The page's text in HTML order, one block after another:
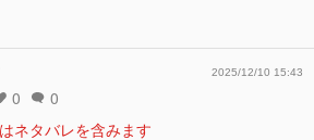
0 0
2025/12/10 15:43
ネタバレを含みます